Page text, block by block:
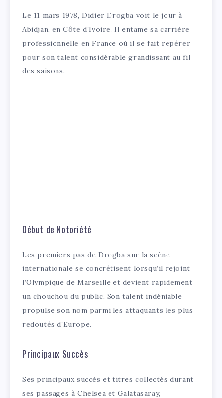
Le 11 mars 1978, Didier Drogba voit le jour à
Abidjan, en Côte d’Ivoire. Il entame sa carrière
professionnelle en France où il se fait repérer
pour son talent considérable grandissant au fil
des saisons.
Début de Notoriété
Les premiers pas de Drogba sur la scène
internationale se concrétisent lorsqu’il rejoint
l’Olympique de Marseille et devient rapidement
un chouchou du public. Son talent indéniable
propulse son nom parmi les attaquants les plus
redoutés d’Europe.
Principaux Succès
Ses principaux succès et titres collectés durant
ses passages à Chelsea et Galatasaray,